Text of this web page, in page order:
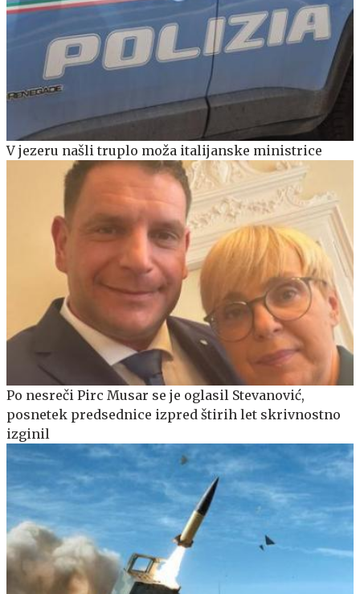
V jezeru našli truplo moža italijanske ministrice
Po nesreči Pirc Musar se je oglasil Stevanović,
posnetek predsednice izpred štirih let skrivnostno
izginil